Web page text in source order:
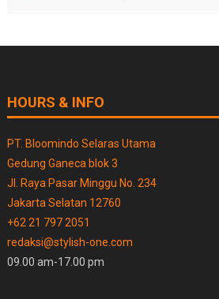
HOURS & INFO
PT. Bloomindo Selaras Utama
Gedung Ganeca blok 3
Jl. Raya Pasar Minggu No. 234
Jakarta Selatan 12760
+62 21 797 2051
redaksi@stylish-one.com
09.00 am-17.00 pm